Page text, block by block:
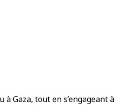
Gaza, tout en s’engageant à